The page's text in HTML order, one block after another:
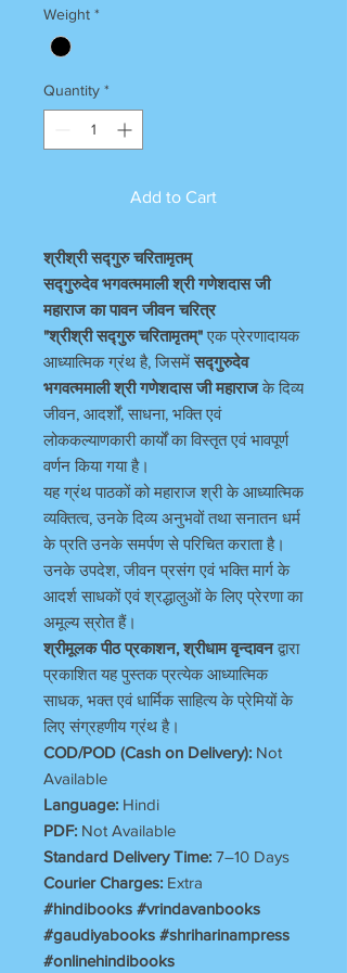
Weight *
Quantity *
Add to Cart
श्रीश्री सद्गुरु चरितामृतम्
सद्गुरुदेव भगवत्ममाली श्री गणेशदास जी
महाराज का पावन जीवन चरित्र
"श्रीश्री सद्गुरु चरितामृतम्"एक प्रेरणादायक
आध्यात्मिक ग्रंथ है, जिसमेंसद्गुरुदेव
भगवत्ममाली श्री गणेशदास जी महाराजके दिव्य
जीवन, आदर्शों, साधना, भक्ति एवं
लोककल्याणकारी कार्यों का विस्तृत एवं भावपूर्ण
वर्णन किया गया है।
यह ग्रंथ पाठकों को महाराज श्री के आध्यात्मिक
व्यक्तित्व, उनके दिव्य अनुभवों तथा सनातन धर्म
के प्रति उनके समर्पण से परिचित कराता है।
उनके उपदेश, जीवन प्रसंग एवं भक्ति मार्ग के
आदर्श साधकों एवं श्रद्धालुओं के लिए प्रेरणा का
अमूल्य स्रोत हैं।
श्रीमूलक पीठ प्रकाशन, श्रीधाम वृन्दावनद्वारा
प्रकाशित यह पुस्तक प्रत्येक आध्यात्मिक
साधक, भक्त एवं धार्मिक साहित्य के प्रेमियों के
लिए संग्रहणीय ग्रंथ है।
COD/POD (Cash on Delivery): Not
Available
Language: Hindi
PDF: Not Available
Standard Delivery Time: 7–10 Days
Courier Charges: Extra
#hindibooks #vrindavanbooks
#gaudiyabooks #shriharinampress
#onlinehindibooks